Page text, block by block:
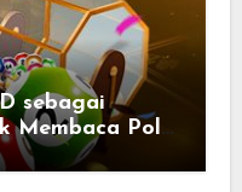
sebagai
Membaca Pola